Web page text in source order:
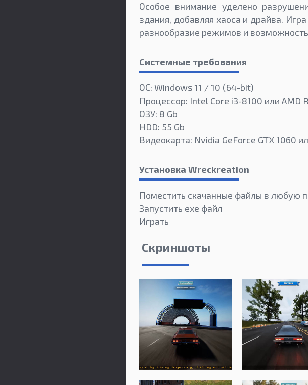
Особое внимание уделено
здания, добавляя хаоса и драйва.
разнообразие режимов и
Системные требования
ОС: Windows 11 / 10 (64-bit)
Процессор: Intel Core i3-8100 или AMD
ОЗУ: 8 Gb
HDD: 55 Gb
Видеокарта: Nvidia GeForce GTX 1060
Установка Wreckreation
Поместить скачанные файлы в любую
Запустить exe файл
Играть
Скриншоты